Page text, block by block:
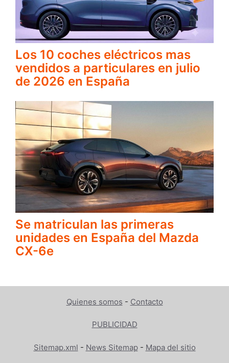
Los 10 coches eléctricos mas
vendidos a particulares en julio
de 2026 en España
Se matriculan las primeras
unidades en España del Mazda
CX-6e
Quienes somos - Contacto
PUBLICIDAD
Sitemap.xml - News Sitemap- Mapa del sitio